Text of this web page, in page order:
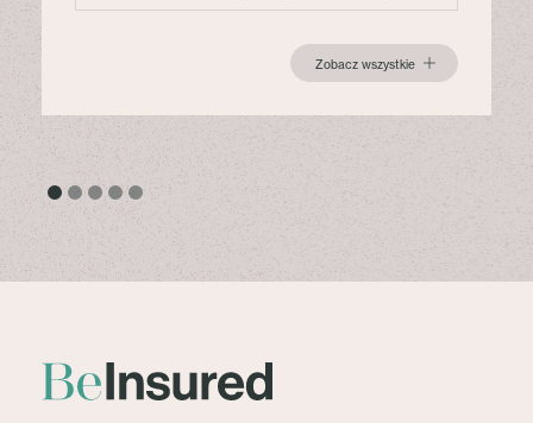
Zobacz wszystkie